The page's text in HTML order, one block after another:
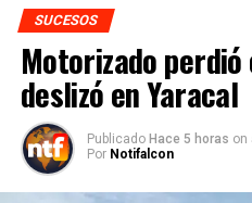
SUCESOS
Motorizado
deslizó en Yaracal
Publicado Hace 5 horas on
Por Notifalcon